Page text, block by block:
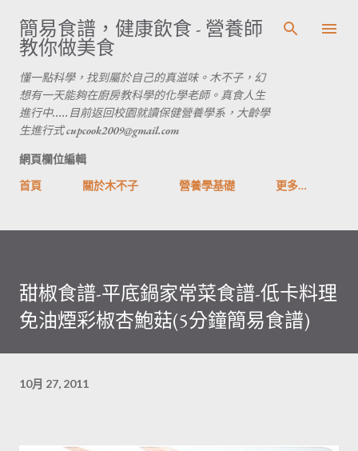
跳到主要內容
簡易食譜，健康飲食 - 營養師
教你做美食
懂一點科學，找到屬於自己的真滋味。木不子，幻
想有一天能夠在廚房教科學的化學老師。真食人生
進行中.....目前返回校園就讀保健營養學系，大齡學
生進行式 cupcook2009@gmail.com
網頁欄位編輯
首頁
關於木不子 營養學基礎 更多…
甜椒食譜-平底鍋家常菜食譜-低卡料理
免油煙彩椒杏鮑菇(5分鐘簡易食譜)
10月 27, 2011